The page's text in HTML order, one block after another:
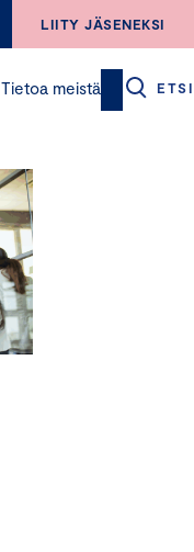
LIITY JÄSENEKSI
Tietoa meistä ETSI